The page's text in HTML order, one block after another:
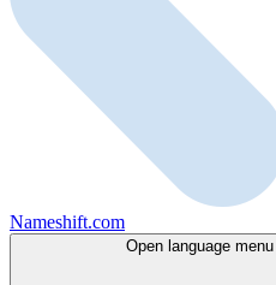
Nameshift.com
Open language menu